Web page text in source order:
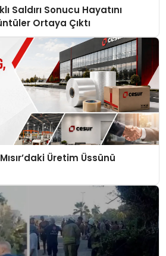
Saldırı Sonucu Hayatını
Ortaya Çıktı
Üretim Üssünü